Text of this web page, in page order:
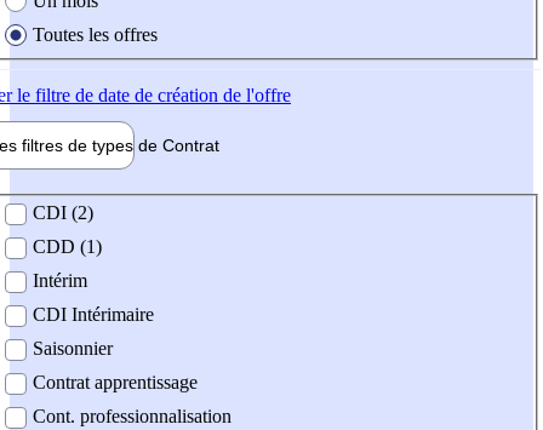
Toutes les offres
le filtre de date de création de l'offre
filtres de types de Contrat
contrat
CDI (2)
CDD (1)
Intérim
CDI Intérimaire
Saisonnier
Contrat apprentissage
Cont. professionnalisation